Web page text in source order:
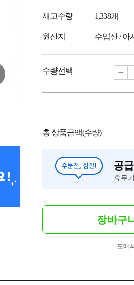
재고수량 1,338개
원산지 수입산 / 아
수량선택
총 상품금액(수량)
공
휴무
장바구
도매